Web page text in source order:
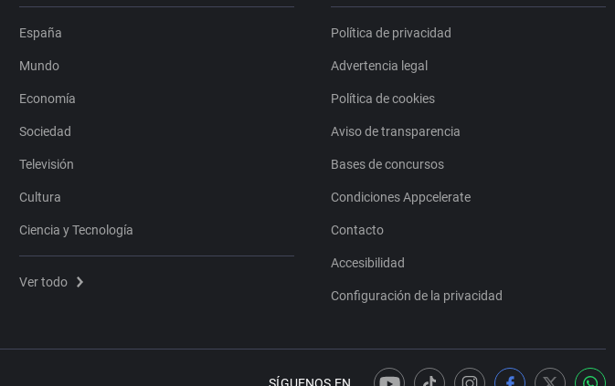
España
Mundo
Economía
Sociedad
Televisión
Cultura
Ciencia y Tecnología
Ver todo
Política de privacidad
Advertencia legal
Política de cookies
Aviso de transparencia
Bases de concursos
Condiciones Appcelerate
Contacto
Accesibilidad
Configuración de la privacidad